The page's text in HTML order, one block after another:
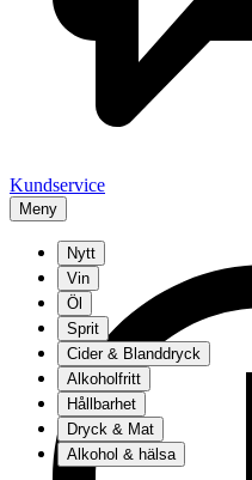
Kundservice
Meny
Nytt
Vin
Öl
Sprit
Cider & Blanddryck
Alkoholfritt
Hållbarhet
Dryck & Mat
Alkohol & hälsa